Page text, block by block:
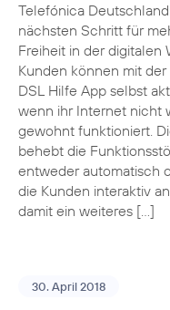
Telefónica
nächsten Schritt für
Freiheit in der digitalen
Kunden können mit
DSL Hilfe App selbst
wenn ihr Internet nicht
gewohnt funktioniert.
behebt die
entweder automatisch
die Kunden interaktiv
damit ein weiteres […]
30. April 2018